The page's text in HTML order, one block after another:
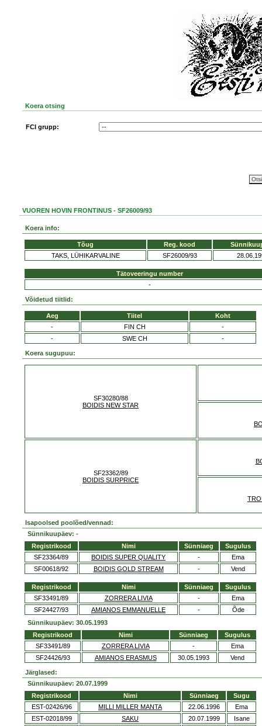
Koera otsing
FCI grupp:
VUOREN HOVIN FRONTINUS - SF26009/93
Koera info:
Tõug Reg. kood
TAKS, LÜHIKARVALINE
SF26009/93
Tätoveeringu number
-
Võidetud tiitlid:
Aeg Tiitel
Koht
-
FIN CH
-
-
SWE CH -
Koera sugupuu:
SF30280/88
BOIDIS NEW STAR
SF23362/89
BOIDIS SURPRICE
Isapoolsed poolõed/vennad:
Sünnikuupäev: -
Registrikood
Nimi Sünniaeg
Sugulus
SF23364/89
BOIDIS SUPER QUALITY -
Ema
SF00618/92
BOIDIS GOLD STREAM - Vend
Registrikood Nimi Sünniaeg
Sugulus
SF33491/89
ZORRERA LIVIA -
Ema
SF24427/93
AMIANOS EMMANUELLE -
Õde
Sünnikuupäev: 30.05.1993
Registrikood
Nimi Sünniaeg
Sugulus
SF33491/89
ZORRERA LIVIA -
Ema
SF24426/93
AMIANOS ERASMUS 30.05.1993 Vend
Järglased:
Sünnikuupäev: 20.07.1999
Registrikood
Nimi Sünniaeg
Sugu
EST-02426/96
MILLI MILLER MANTA 22.06.1996
Ema
EST-02018/99
SAKU 20.07.1999
Isane